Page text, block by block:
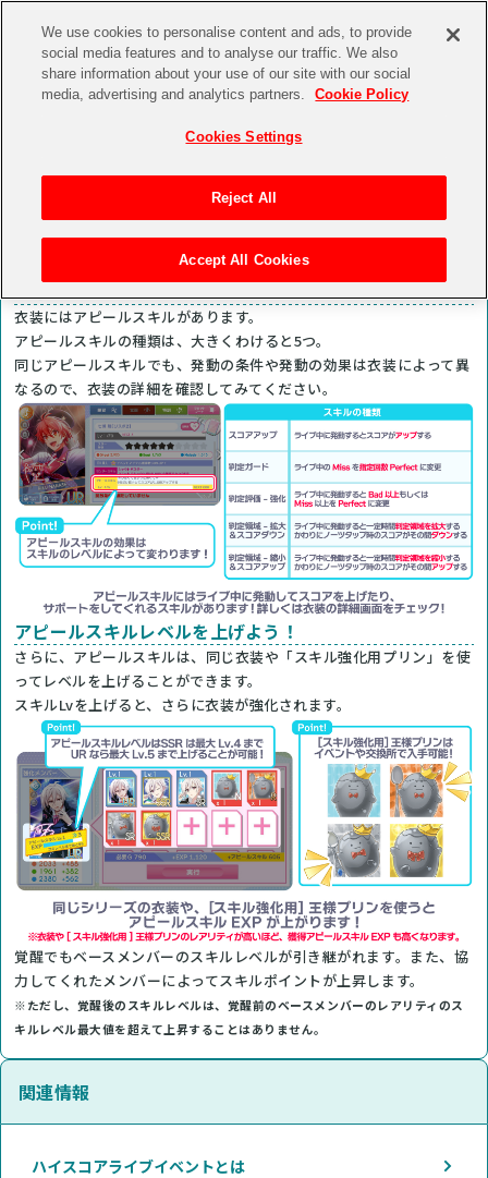
ハイスコアライブイベント
関連情報
ハイスコアライブイベントとは
スキルレベルを上げよう！
アピールスキルについて
衣装にはアピールスキルがあります。
アピールスキルの種類は、大きくわけると5つ。
同じアピールスキルでも、発動の条件や発動の効果は衣装によって異
なるので、衣装の詳細を確認してみてください。
アピールスキルレベルを上げよう！
さらに、アピールスキルは、同じ衣装や「スキル強化用プリン」を使
ってレベルを上げることができます。
スキルLvを上げると、さらに衣装が強化されます。
覚醒でもベースメンバーのスキルレベルが引き継がれます。また、協
力してくれたメンバーによってスキルポイントが上昇します。
※ただし、覚醒後のスキルレベルは、覚醒前のベースメンバーのレアリティのス
キルレベル最大値を超えて上昇することはありません。
We use cookies to personalise content and ads, to provide
social media features and to analyse our traffic. We also
share information about your use of our site with our social
media, advertising and analytics partners.
Cookie Policy
Cookies Settings
Reject All
Accept All Cookies